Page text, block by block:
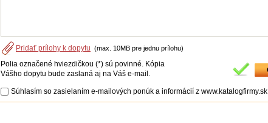
Pridať prílohy k dopytu (max. 10MB pre jednu prílohu)
Polia označené hviezdičkou (*) sú povinné. Kópia
Vášho dopytu bude zaslaná aj na Váš e-mail.
Súhlasím so zasielaním e-mailových ponúk a informácií z www.katalogfirmy.sk